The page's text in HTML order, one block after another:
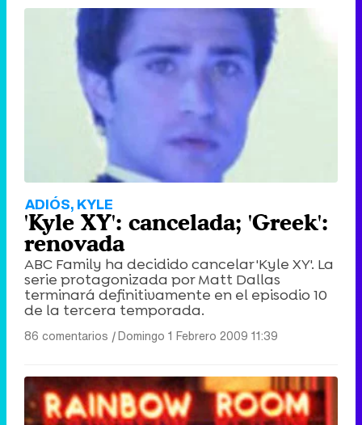
ADIÓS, KYLE
'Kyle XY': cancelada; 'Greek':
renovada
ABC Family ha decidido cancelar 'Kyle XY'. La
serie protagonizada por Matt Dallas
terminará definitivamente en el episodio 10
de la tercera temporada.
86 comentarios |Domingo 1 Febrero 2009 11:39